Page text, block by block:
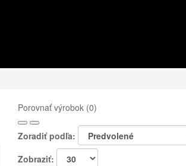
Porovnať výrobok (0)
Zoradiť podľa:
Zobraziť: